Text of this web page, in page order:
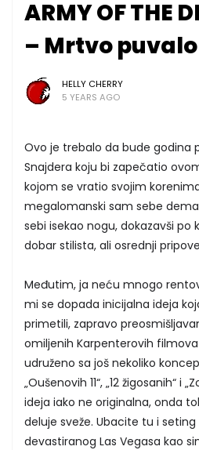
ARMY OF THE
– Mrtvo puvalo
HELLY CHERRY
5 YEARS AGO
Ovo je trebalo da bude godina
Snajdera koju bi zapečatio
kojom se vratio svojim
megalomanski sam sebe
sebi isekao nogu, dokazavši po
dobar stilista, ali osrednji
Međutim, ja neću mnogo
mi se dopada inicijalna ideja
primetili, zapravo
omiljenih Karpenterovih filmova
udruženo sa još nekoliko
„Oušenovih 11“, „12 žigosanih“ i
ideja iako ne originalna, onda
deluje sveže. Ubacite tu i
devastiranog Las Vegasa kao